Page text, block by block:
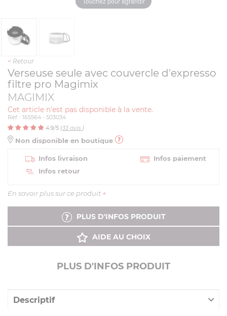
< Retour
Verseuse seule avec couvercle d'expresso
filtre pro Magimix
MAGIMIX
Cet article n'est pas disponible à la vente.
Réf. : 165564 - 503034
4.9/5 (33 avis )
Non disponible en boutique
Infos livraison
Infos paiement
Infos retour
En savoir plus sur ce produit +
PLUS D'INFOS PRODUIT
AIDE AU CHOIX
PLUS D'INFOS PRODUIT
Descriptif